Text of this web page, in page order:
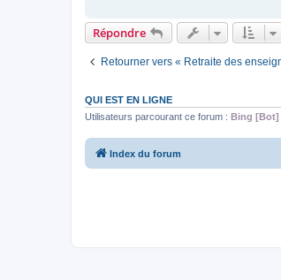
u
Répondre
Retourner vers « Retraite des
QUI EST EN LIGNE
Utilisateurs parcourant ce forum : Bing [Bot]
Index du forum